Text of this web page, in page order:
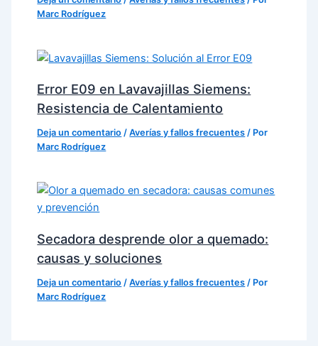
Marc Rodríguez
Error E09 en Lavavajillas Siemens:
Resistencia de Calentamiento
Deja un comentario /Averías y fallos frecuentes / Por
Marc Rodríguez
Secadora desprende olor a quemado:
causas y soluciones
Deja un comentario /Averías y fallos frecuentes / Por
Marc Rodríguez